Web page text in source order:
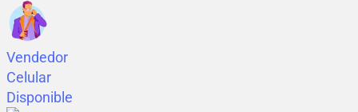
Vendedor
Celular
Disponible